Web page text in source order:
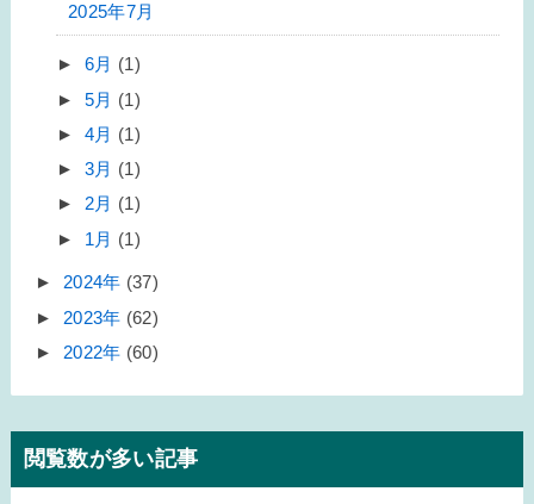
2025年7月
► 6月 (1)
► 5月 (1)
► 4月 (1)
► 3月 (1)
► 2月 (1)
► 1月 (1)
► 2024年 (37)
► 2023年 (62)
► 2022年 (60)
閲覧数が多い記事